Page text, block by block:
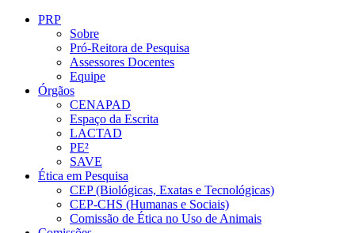
Conteúdo principal
PRP
Sobre
Pró-Reitora de Pesquisa
Assessores Docentes
Equipe
Órgãos
CENAPAD
Espaço da Escrita
LACTAD
PE²
SAVE
Ética em Pesquisa
CEP (Biológicas, Exatas e Tecnológicas)
CEP-CHS (Humanas e Sociais)
Comissão de Ética no Uso de Animais